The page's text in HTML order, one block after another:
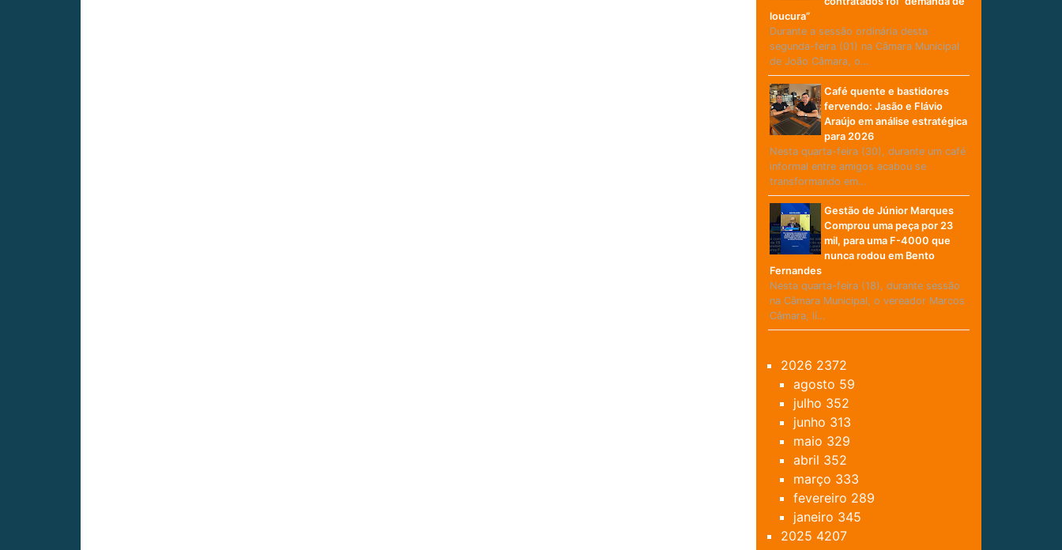
loucura”
Durante a sessão ordinária desta
segunda-feira (01) na Câmara Municipal
de João Câmara, o…
Café quente e bastidores
fervendo: Jasão e Flávio
Araújo em análise estratégica
para 2026
Nesta quarta-feira (30), durante um café
informal entre amigos acabou se
transformando em…
Gestão de Júnior Marques
Comprou uma peça por 23
mil, para uma F-4000 que
nunca rodou em Bento
Fernandes
Nesta quarta-feira (18), durante sessão
na Câmara Municipal, o vereador Marcos
Câmara, lí…
2026 2372
agosto 59
julho 352
junho 313
maio 329
abril 352
março 333
fevereiro 289
janeiro 345
2025 4207